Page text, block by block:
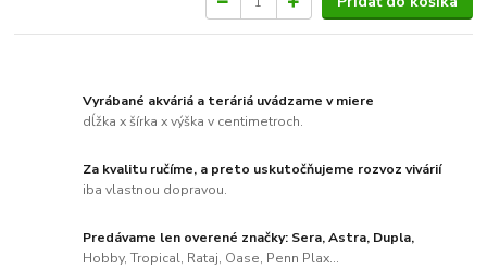
Vyrábané akváriá a teráriá uvádzame v miere
dĺžka x šírka x výška v centimetroch.
Za kvalitu ručíme, a preto uskutočňujeme rozvoz vivárií
iba vlastnou dopravou.
Predávame len overené značky: Sera, Astra, Dupla,
Hobby, Tropical, Rataj, Oase, Penn Plax...